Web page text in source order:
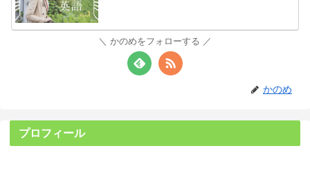
かのめをフォローする
かのめ
プロフィール